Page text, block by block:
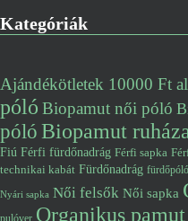
Kategóriák
Ajándékötletek 10000 Ft
póló Biopamut női póló
pólóBiopamut
Fiú Férfi fürdőnadrág Férfi sapka
technikai kabát Fürdőnadrág fürdőpóló
Nyári sapka Női felsők Női sapka
pulóver Organikus